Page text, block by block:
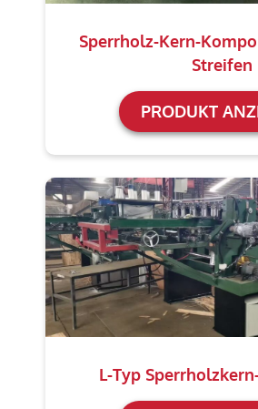
Sperrholz-Kern-
Streifen
PRODUKT
L-Typ